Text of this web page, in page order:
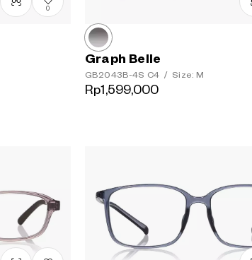
0
Graph Belle
GB2043B-4S C4 / Size: M
Rp1,599,000